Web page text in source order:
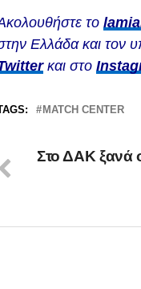
το
Ελλάδα και τον
και στο
MATCH CENTER
Στο ΔΑΚ ξανά ο